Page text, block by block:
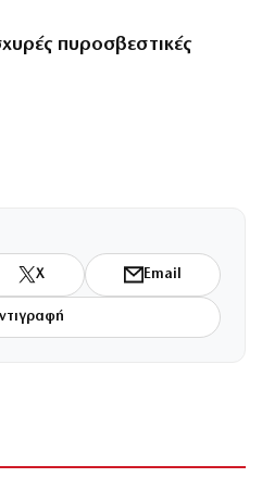
πυροσβεστικές
X Email